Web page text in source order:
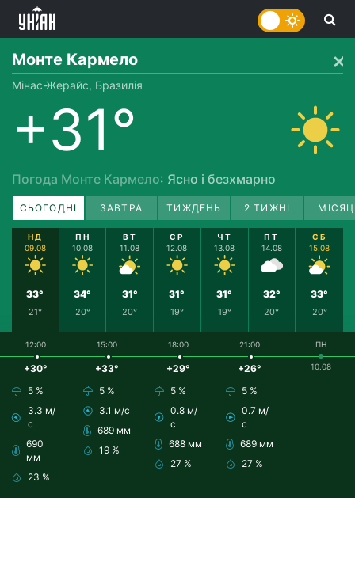
Монте Кармело
Мінас-Жерайс, Бразилія
+31°
Погода Монте Кармело: Ясно і безхмарно
СЬОГОДНІ ЗАВТРА ТИЖДЕНЬ 2 ТИЖНІ
НД
09.08
33°
21°
ПН
10.08
34°
20°
ВТ
11.08
31°
20°
СР
12.08
31°
19°
ЧТ
13.08
31°
19°
ПТ
14.08
32°
20°
СБ
15.08
33°
20°
12:00
+30°
5 %
3.3 м/
с
690
мм
23 %
15:00
+33°
5 %
3.1 м/с
689 мм
19 %
18:00
+29°
5 %
0.8 м/
с
688 мм
27 %
21:00
+26°
5 %
0.7 м/
с
689 мм
27 %
ПН
10.08